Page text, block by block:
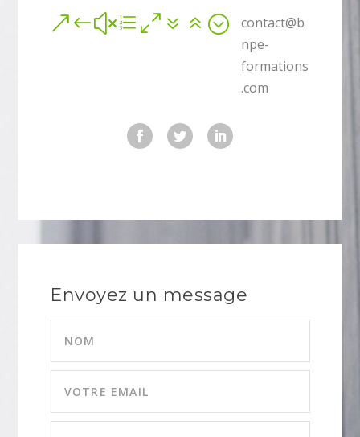
&#xe076;
contact@b
npe-
formations
.com
Envoyez un message